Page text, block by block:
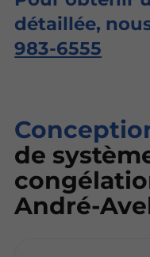
détaillée,
983-6555
de
André-